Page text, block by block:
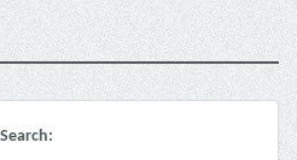
Search: